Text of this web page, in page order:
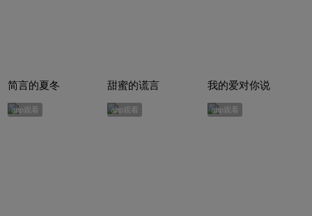
简言的夏冬 甜蜜的谎言 我的爱对你说
app观看 app观看 app观看